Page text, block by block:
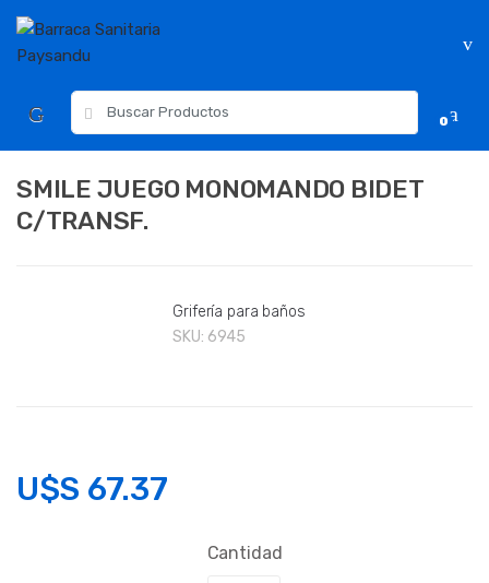
Skip
navigation
Skip
content
Resultados
para:
0
SMILE JUEGO MONOMANDO BIDET
C/TRANSF.
Grifería para baños
SKU: 6945
U$S 67.37
Cantidad